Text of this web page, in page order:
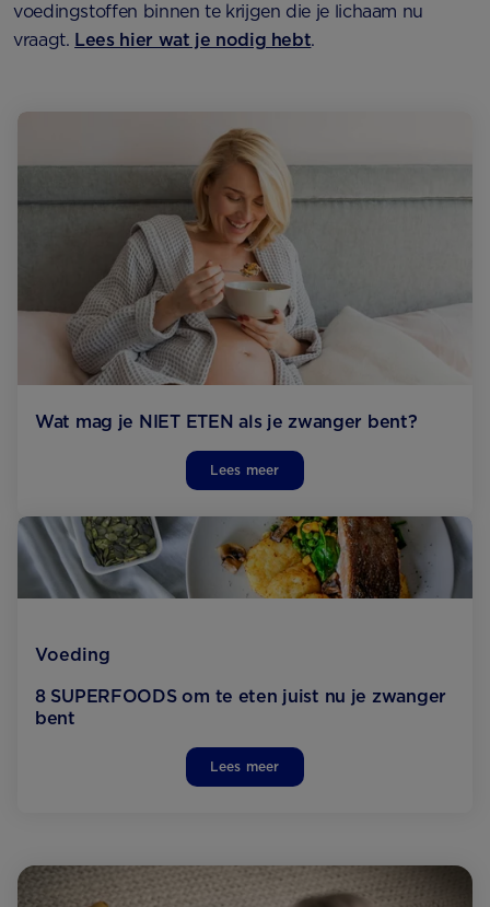
voedingstoffen binnen te krijgen die je lichaam nu
vraagt. Lees hier wat je nodig hebt.
Wat mag je NIET ETEN als je zwanger bent?
Lees meer
Voeding
8 SUPERFOODS om te eten juist nu je zwanger
bent
Lees meer